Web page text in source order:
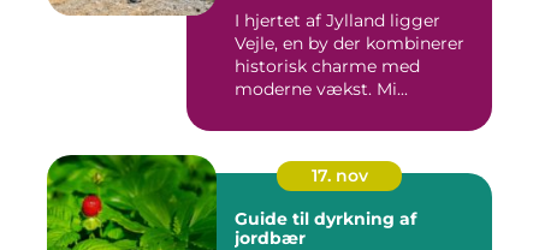
I hjertet af Jylland ligger
Vejle, en by der kombinerer
historisk charme med
moderne vækst. Mi...
17. nov
Guide til dyrkning af
jordbær